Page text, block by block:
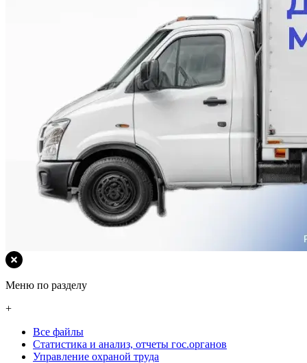
Меню по разделу
+
Все файлы
Статистика и анализ, отчеты гос.органов
Управление охраной труда